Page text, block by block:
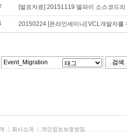
[발표자료] 20151119 델파이 소스코드의
20150224 [온라인세미나] VCL개발자를
검색
회사소개 개인정보보호방침